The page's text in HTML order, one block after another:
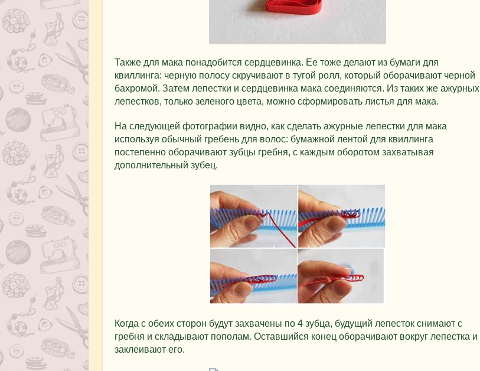
Также для мака понадобится сердцевинка. Ее тоже делают из бумаги для
квиллинга: черную полосу скручивают в тугой ролл, который оборачивают черной
бахромой. Затем лепестки и сердцевинка мака соединяются. Из таких же ажурных
лепестков, только зеленого цвета, можно сформировать листья для мака.
На следующей фотографии видно, как сделать ажурные лепестки для мака
используя обычный гребень для волос: бумажной лентой для квиллинга
постепенно оборачивают зубцы гребня, с каждым оборотом захватывая
дополнительный зубец.
Когда с обеих сторон будут захвачены по 4 зубца, будущий лепесток снимают с
гребня и складывают пополам. Оставшийся конец оборачивают вокруг лепестка и
заклеивают его.